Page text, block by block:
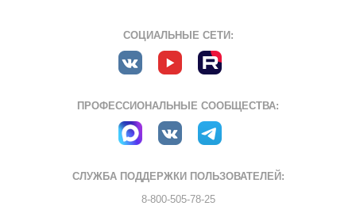
СОЦИАЛЬНЫЕ СЕТИ:
ПРОФЕССИОНАЛЬНЫЕ СООБЩЕСТВА:
СЛУЖБА ПОДДЕРЖКИ ПОЛЬЗОВАТЕЛЕЙ:
8-800-505-78-25